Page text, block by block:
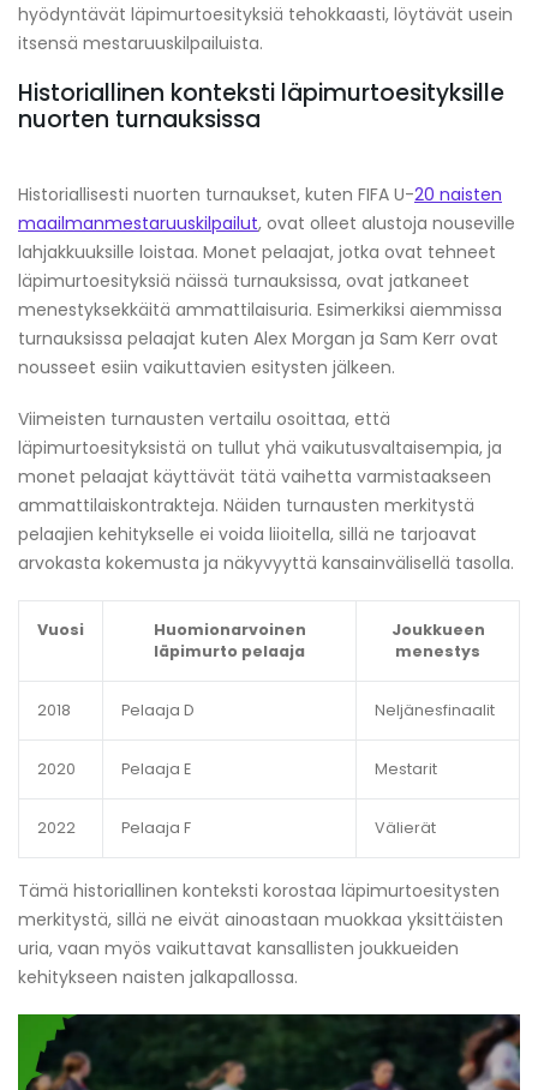
hyödyntävät läpimurtoesityksiä tehokkaasti, löytävät usein
itsensä mestaruuskilpailuista.
Historiallinen konteksti läpimurtoesityksille
nuorten turnauksissa
Historiallisesti nuorten turnaukset, kuten FIFA U-20 naisten
maailmanmestaruuskilpailut, ovat olleet alustoja nouseville
lahjakkuuksille loistaa. Monet pelaajat, jotka ovat tehneet
läpimurtoesityksiä näissä turnauksissa, ovat jatkaneet
menestyksekkäitä ammattilaisuria. Esimerkiksi aiemmissa
turnauksissa pelaajat kuten Alex Morgan ja Sam Kerr ovat
nousseet esiin vaikuttavien esitysten jälkeen.
Viimeisten turnausten vertailu osoittaa, että
läpimurtoesityksistä on tullut yhä vaikutusvaltaisempia, ja
monet pelaajat käyttävät tätä vaihetta varmistaakseen
ammattilaiskontrakteja. Näiden turnausten merkitystä
pelaajien kehitykselle ei voida liioitella, sillä ne tarjoavat
arvokasta kokemusta ja näkyvyyttä kansainvälisellä tasolla.
Vuosi
Huomionarvoinen
läpimurto pelaaja
Joukkueen
menestys
2018 Pelaaja D Neljänesfinaalit
2020 Pelaaja E Mestarit
2022 Pelaaja F Välierät
Tämä historiallinen konteksti korostaa läpimurtoesitysten
merkitystä, sillä ne eivät ainoastaan muokkaa yksittäisten
uria, vaan myös vaikuttavat kansallisten joukkueiden
kehitykseen naisten jalkapallossa.